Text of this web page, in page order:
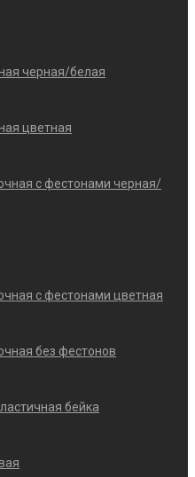
черная/белая
цветная
с фестонами черная/
с фестонами цветная
без фестонов
бейка